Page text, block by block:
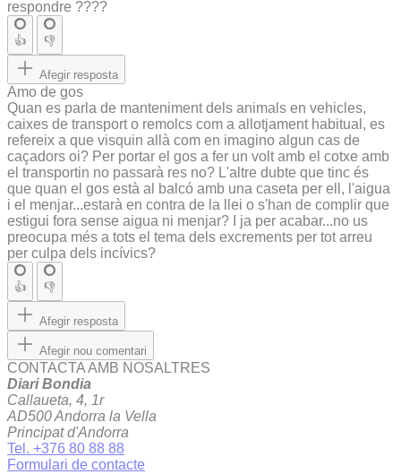
respondre ????
👍 👎
Afegir resposta
Amo de gos
Quan es parla de manteniment dels animals en vehicles,
caixes de transport o remolcs com a allotjament habitual, es
refereix a que visquin allà com en imagino algun cas de
caçadors oi? Per portar el gos a fer un volt amb el cotxe amb
el transportin no passarà res no? L'altre dubte que tinc és
que quan el gos està al balcó amb una caseta per ell, l'aigua
i el menjar...estarà en contra de la llei o s'han de complir que
estigui fora sense aigua ni menjar? I ja per acabar...no us
preocupa més a tots el tema dels excrements per tot arreu
per culpa dels incívics?
👍 👎
Afegir resposta
Afegir nou comentari
CONTACTA AMB NOSALTRES
Diari Bondia
Callaueta, 4, 1r
AD500 Andorra la Vella
Principat d'Andorra
Tel. +376 80 88 88
Formulari de contacte